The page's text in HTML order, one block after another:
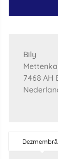
Bily
7468 AH